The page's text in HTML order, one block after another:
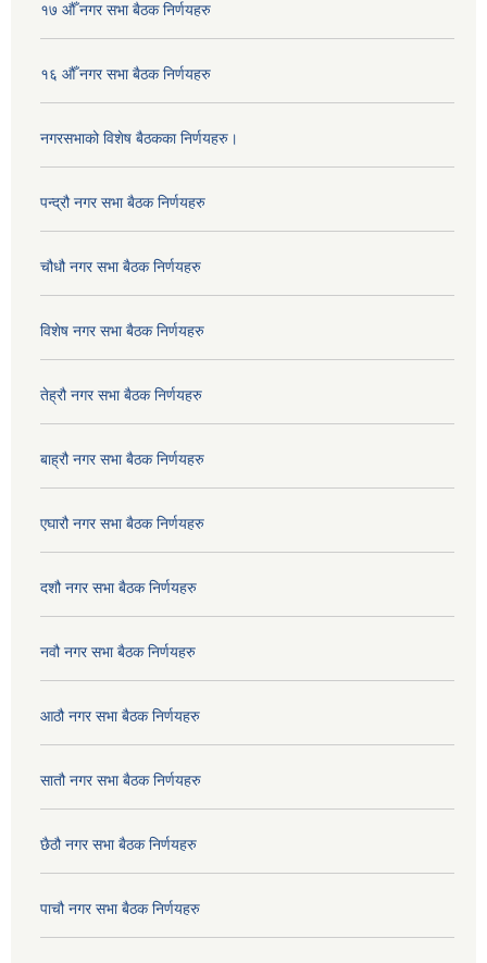
१७ औँ नगर सभा बैठक निर्णयहरु
१६ औँ नगर सभा बैठक निर्णयहरु
नगरसभाको विशेष बैठकका निर्णयहरु।
पन्द्रौ नगर सभा बैठक निर्णयहरु
चौधौ नगर सभा बैठक निर्णयहरु
विशेष नगर सभा बैठक निर्णयहरु
तेह्रौ नगर सभा बैठक निर्णयहरु
बाह्रौ नगर सभा बैठक निर्णयहरु
एघारौ नगर सभा बैठक निर्णयहरु
दशौ नगर सभा बैठक निर्णयहरु
नवौ नगर सभा बैठक निर्णयहरु
आठौ नगर सभा बैठक निर्णयहरु
सातौ नगर सभा बैठक निर्णयहरु
छैठौ नगर सभा बैठक निर्णयहरु
पाचौ नगर सभा बैठक निर्णयहरु